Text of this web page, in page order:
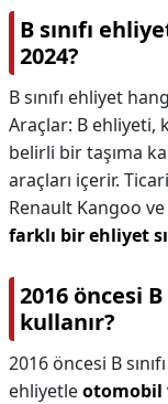
B sınıfı
2024?
B sınıfı ehliyet
Araçlar: B ehliyeti,
belirli bir taşıma
araçları içerir.
Renault Kangoo
farklı bir ehliyet
2016 öncesi
kullanır?
2016 öncesi B
ehliyetleotomobil